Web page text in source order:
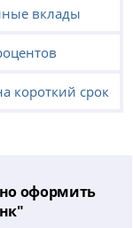
вклады
короткий срок
оформить